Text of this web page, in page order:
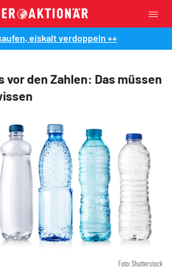
eiskalt verdoppeln ++
vor den Zahlen: Das müssen
Foto: Shutterstock